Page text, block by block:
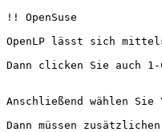
!! OpenSuse
OpenLP lässt sich
Dann clicken Sie auch
Anschließend wählen
Dann müssen